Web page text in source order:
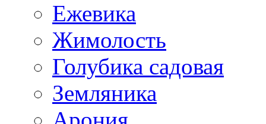
Ежевика
Жимолость
Голубика садовая
Земляника